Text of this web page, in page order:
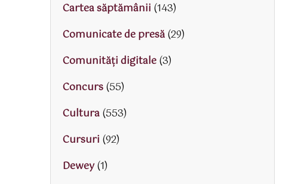
Cartea săptămânii (143)
Comunicate de presă(29)
Comunități digitale(3)
Concurs(55)
Cultura(553)
Cursuri (92)
Dewey(1)